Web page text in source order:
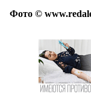
Фото ©